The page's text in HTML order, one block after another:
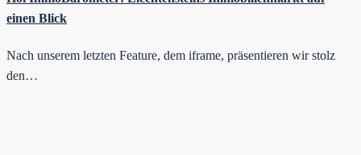
einen Blick
Nach unserem letzten Feature, dem iframe, präsentieren wir stolz
den…